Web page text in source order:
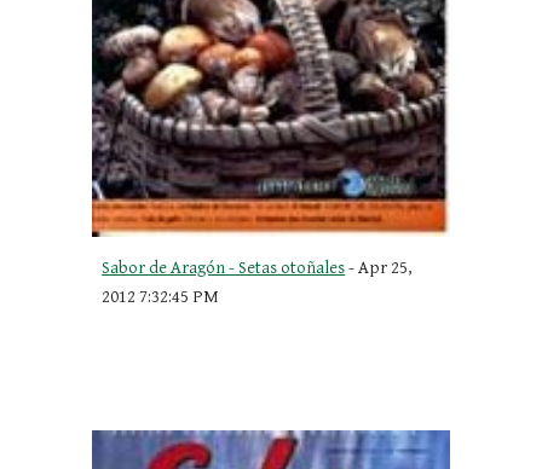
Sabor de Aragón - Setas otoñales - Apr 25,
2012 7:32:45 PM